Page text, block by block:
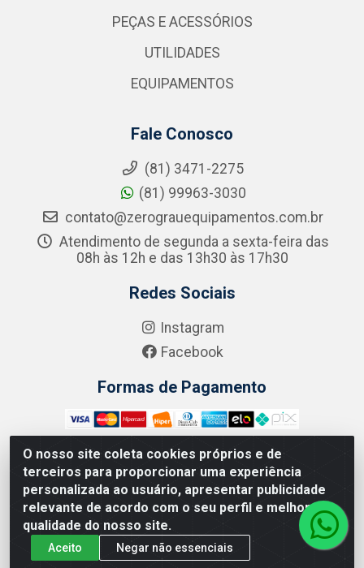
O nosso site coleta cookies próprios e de
terceiros para proporcionar uma experiência
personalizada ao usuário, apresentar publicidade
relevante de acordo com o seu perfil e melhorar a
qualidade do nosso site.
Aceito
Negar não essenciais
PEÇAS E ACESSÓRIOS
UTILIDADES
EQUIPAMENTOS
Fale Conosco
(81) 3471-2275
(81) 99963-3030
contato@zerograuequipamentos.com.br
Atendimento de segunda a sexta-feira das
08h às 12h e das 13h30 às 17h30
Redes Sociais
Instagram
Facebook
Formas de Pagamento
Zero Grau - Rua Jean Emile Favre, 746 - Ipsep,
Recife/PE - CEP 51.190-450 - CNPJ 09.132.989/0001-61